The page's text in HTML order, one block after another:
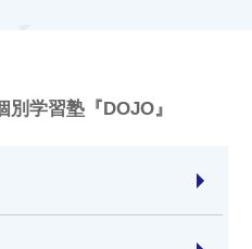
学習塾『DOJO』